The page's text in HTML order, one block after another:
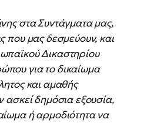
στα Συντάγματα μας,
που μας δεσμεύουν, και
Δικαστηρίου
για το δικαίωμα
και αμαθής
ασκεί δημόσια εξουσία,
ή αρμοδιότητα να